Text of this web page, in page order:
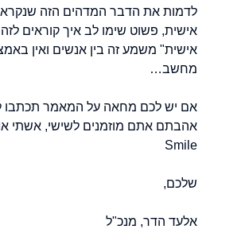
לדמות את הדבר המדהים הזה שנקרא
אישית, פשוט שימו לב איך קוראים
אישית" משמע זה בין אנשים ואין
מחשב…
אם יש לכם מחאה על המאמר תכתבו
אהבתם אתם מוזמנים לשישי, אשתי
Smile
שלכם,
אלעד הדר, מנכ"ל